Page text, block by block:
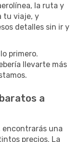
la ruta y
tu viaje, y
detalles sin ir y
primero.
llevarte más
a
encontrarás una
precios. La